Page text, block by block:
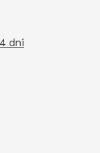
dní